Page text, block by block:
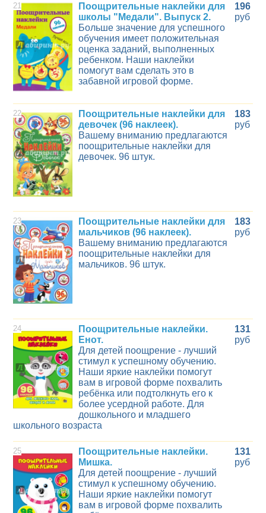
21
Поощрительные наклейки для
школы "Медали". Выпуск 2.
Больше значение для успешного
обучения имеет положительная
оценка заданий, выполненных
ребенком. Наши наклейки
помогут вам сделать это в
забавной игровой форме.
196
руб
22
Поощрительные наклейки для
девочек (96 наклеек).
Вашему вниманию предлагаются
поощрительные наклейки для
девочек. 96 штук.
183
руб
23
Поощрительные наклейки для
мальчиков (96 наклеек).
Вашему вниманию предлагаются
поощрительные наклейки для
мальчиков. 96 штук.
183
руб
24
Поощрительные наклейки.
Енот.
Для детей поощрение - лучший
стимул к успешному обучению.
Наши яркие наклейки помогут
вам в игровой форме похвалить
ребёнка или подтолкнуть его к
более усердной работе. Для
дошкольного и младшего
школьного возраста
131
руб
25
Поощрительные наклейки.
Мишка.
Для детей поощрение - лучший
стимул к успешному обучению.
Наши яркие наклейки помогут
вам в игровой форме похвалить
131
руб